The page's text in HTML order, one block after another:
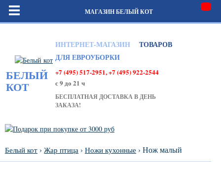
МАГАЗИН БЕЛЫЙ КОТ
БЕЛЫЙ
КОТ
ИНТЕРНЕТ-МАГАЗИН
ТОВАРОВ
ДЛЯ ЕВРОУБОРКИ
+7 (495) 517-2951, +7 (495) 922-2544
с 9 до 21 ч
БЕСПЛАТНАЯ ДОСТАВКА В ДЕНЬ
ЗАКАЗА!
Белый кот › Жар птица › Ножи кухонные › Нож малый